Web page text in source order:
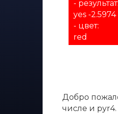
- результат:
yes -2.5974
- цвет:
red
Добро
числе и